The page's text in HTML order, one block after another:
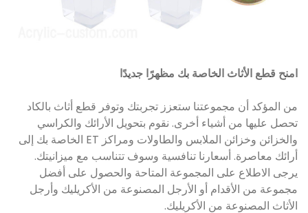
امنح قطع الأثاث الخاصة بك مظهرًا جديدًا
من المؤكد أن مجموعتنا ستعزز تجربتك وتوفر قطع أثاث بالكاد
تحصل عليها من أشياء أخرى. نقوم بتحويل الأرائك والكراسي
والخزائن وخزائن الملابس والطاولات ومراكز ET الخاصة بك إلى
أرائك معاصرة. أسعارنا تنافسية وسوف تتناسب مع ميزانيتك.
يرجى الاطلاع على المجموعة المتاحة والحصول على أفضل
مجموعة من الأقدام أو الأرجل المصنوعة من الأكريليك وأرجل
الأثاث المصنوعة من الأكريليك.